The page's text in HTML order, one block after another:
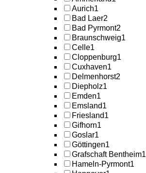
Aurich1
Bad Laer2
Bad Pyrmont2
Braunschweig1
Celle1
Cloppenburg1
Cuxhaven1
Delmenhorst2
Diepholz1
Emden1
Emsland1
Friesland1
Gifhorn1
Goslar1
Göttingen1
Grafschaft Bentheim1
Hameln-Pyrmont1